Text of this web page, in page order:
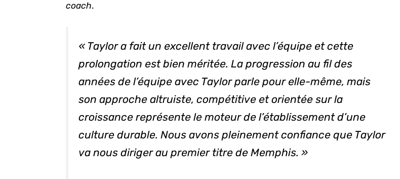
coach.
« Taylor a fait un excellent travail avec l’équipe et cette
prolongation est bien méritée. La progression au fil des
années de l’équipe avec Taylor parle pour elle-même, mais
son approche altruiste, compétitive et orientée sur la
croissance représente le moteur de l’établissement d’une
culture durable. Nous avons pleinement confiance que Taylor
va nous diriger au premier titre de Memphis. »